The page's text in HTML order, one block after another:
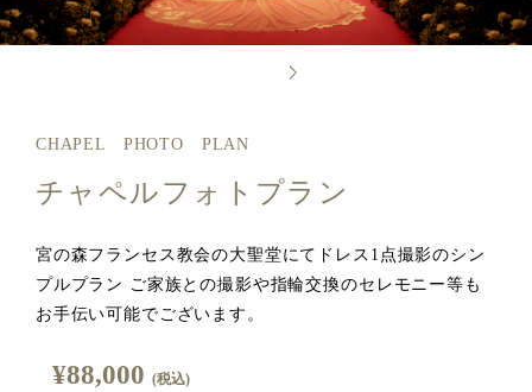
CHAPEL PHOTO PLAN
チャペルフォトプラン
宮の森フランセス教会の大聖堂にてドレス1点撮影のシン
プルプラン ご家族との撮影や指輪交換のセレモニー等も
お手伝い可能でございます。
¥88,000 (税込)